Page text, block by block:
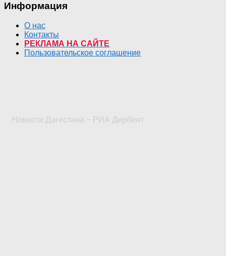
Информация
О нас
Контакты
РЕКЛАМА НА САЙТЕ
Пользовательское соглашение
Новости Дагестана ~ РИА Дербент